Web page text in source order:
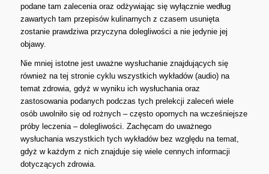
podane tam zalecenia oraz odżywiając się wyłącznie według
zawartych tam przepisów kulinarnych z czasem usunięta
zostanie prawdziwa przyczyna dolegliwości a nie jedynie jej
objawy.
Nie mniej istotne jest uważne wysłuchanie znajdujących się
również na tej stronie cyklu wszystkich wykładów (audio) na
temat zdrowia, gdyż w wyniku ich wysłuchania oraz
zastosowania podanych podczas tych prelekcji zaleceń wiele
osób uwolniło się od rożnych – często opornych na wcześniejsze
próby leczenia – dolegliwości. Zachęcam do uważnego
wysłuchania wszystkich tych wykładów bez względu na temat,
gdyż w każdym z nich znajduje się wiele cennych informacji
dotyczących zdrowia.